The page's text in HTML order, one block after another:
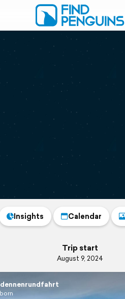
Insights Calendar
Trip start
August 9, 2024